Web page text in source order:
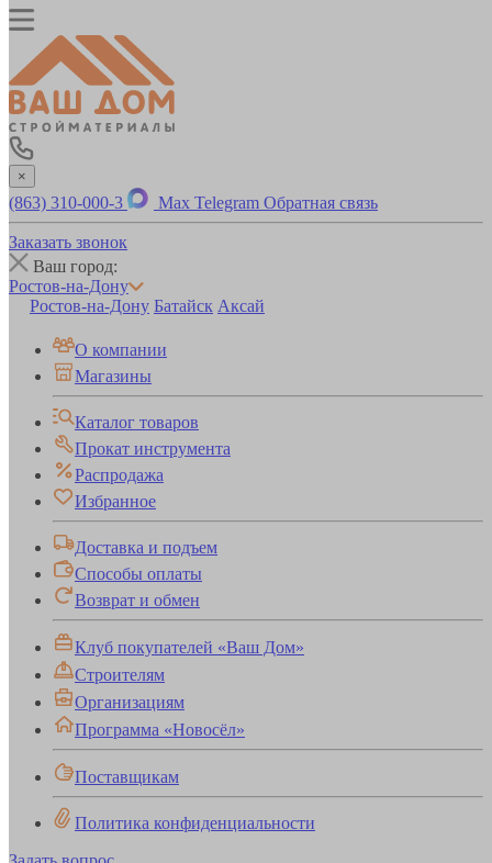
×
(863) 310-000-3 Max Telegram Обратная связь
Заказать звонок
Ваш город:
Ростов-на-Дону
Ростов-на-Дону Батайск Аксай
О компании
Магазины
Каталог товаров
Прокат инструмента
Распродажа
Избранное
Доставка и подъем
Способы оплаты
Возврат и обмен
Клуб покупателей «Ваш Дом»
Строителям
Организациям
Программа «Новосёл»
Поставщикам
Политика конфиденциальности